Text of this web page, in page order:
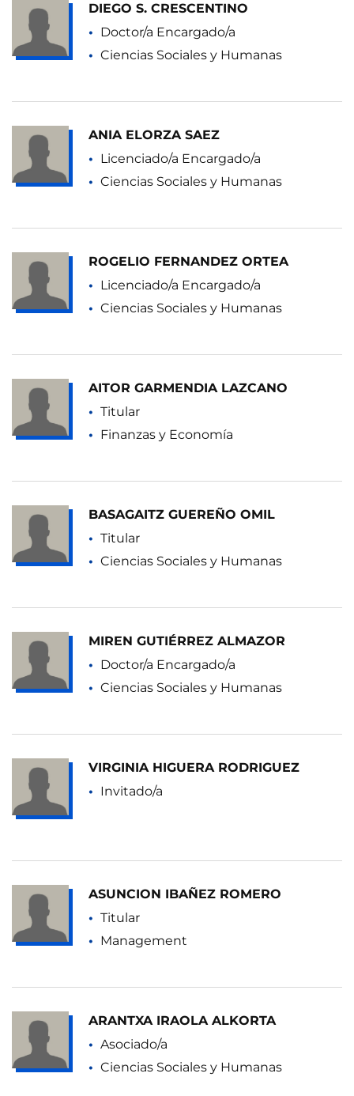
DIEGO S. CRESCENTINO
Doctor/a Encargado/a
Ciencias Sociales y Humanas
ANIA ELORZA SAEZ
Licenciado/a Encargado/a
Ciencias Sociales y Humanas
ROGELIO FERNANDEZ ORTEA
Licenciado/a Encargado/a
Ciencias Sociales y Humanas
AITOR GARMENDIA LAZCANO
Titular
Finanzas y Economía
BASAGAITZ GUEREÑO OMIL
Titular
Ciencias Sociales y Humanas
MIREN GUTIÉRREZ ALMAZOR
Doctor/a Encargado/a
Ciencias Sociales y Humanas
VIRGINIA HIGUERA RODRIGUEZ
Invitado/a
ASUNCION IBAÑEZ ROMERO
Titular
Management
ARANTXA IRAOLA ALKORTA
Asociado/a
Ciencias Sociales y Humanas